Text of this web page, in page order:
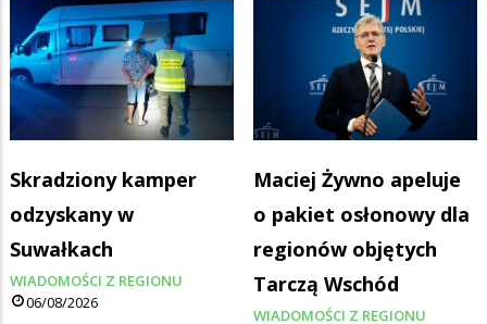
Skradziony kamper
odzyskany w
Suwałkach
WIADOMOŚCI Z REGIONU
06/08/2026
Maciej Żywno apeluje
o pakiet osłonowy dla
regionów objętych
Tarczą Wschód
WIADOMOŚCI Z REGIONU